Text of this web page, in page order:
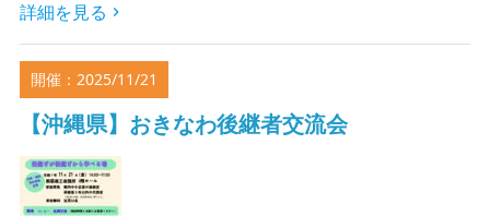
詳細を見る
開催：2025/11/21
【沖縄県】おきなわ後継者交流会